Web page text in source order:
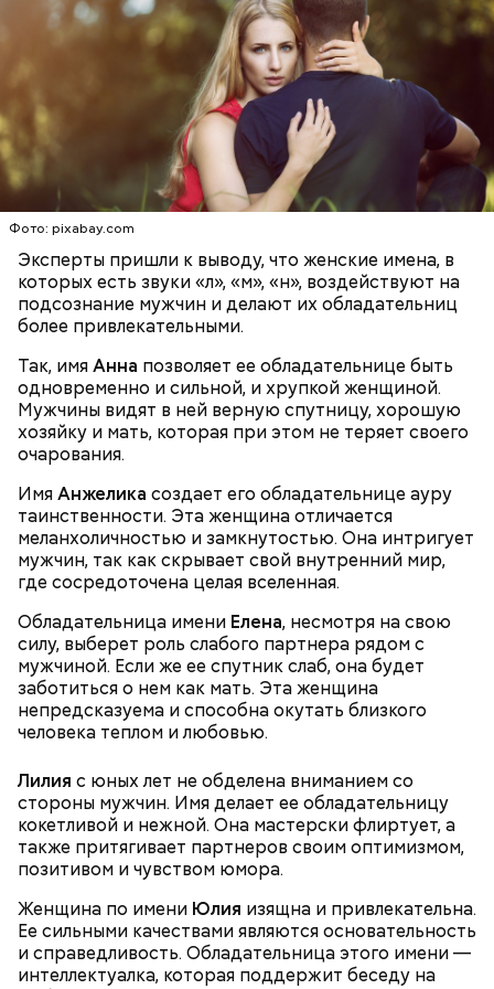
Фото: pixabay.com
Эксперты пришли к выводу, что женские имена, в
которых есть звуки «л», «м», «н», воздействуют на
подсознание мужчин и делают их обладательниц
более привлекательными.
Так, имяАнна позволяет ее обладательнице быть
одновременно и сильной, и хрупкой женщиной.
Мужчины видят в ней верную спутницу, хорошую
хозяйку и мать, которая при этом не теряет своего
очарования.
ИмяАнжелика создает его обладательнице ауру
таинственности. Эта женщина отличается
меланхоличностью и замкнутостью. Она интригует
мужчин, так как скрывает свой внутренний мир,
где сосредоточена целая вселенная.
Обладательница имени Елена, несмотря на свою
силу, выберет роль слабого партнера рядом с
мужчиной. Если же ее спутник слаб, она будет
заботиться о нем как мать. Эта женщина
непредсказуема и способна окутать близкого
человека теплом и любовью.
Лилия с юных лет не обделена вниманием со
стороны мужчин. Имя делает ее обладательницу
кокетливой и нежной. Она мастерски флиртует, а
также притягивает партнеров своим оптимизмом,
позитивом и чувством юмора.
Женщина по имени Юлия изящна и привлекательна.
Ее сильными качествами являются основательность
и справедливость. Обладательница этого имени —
интеллектуалка, которая поддержит беседу на
нужно застыть на месте и не двигаться;
нельзя ни в коем случае махать руками;
не стоит пытаться «поймать» молнию или
потрогать, особенно металлическими
предметами.
— Может пробить заряд на человека. Нужно вести
себя очень осторожно, будто увидели дикого
зверя, затаиться, — добавил академик.
— Первые двое суток мы постоянно были на ногах.
Каждые два часа ездили делать замеры радиации.
Время от выезда до выезда — на отдых. Работа и
После получения предельно допустимой дозы
радиации Макеева вывели из 30-километровой
зоны отчуждения, где он до 3 мая проверял на
автотранспорт.
Одним из запоминающихся событий того периода
для Макеева стал футбольный матч между
киевским «Динамо» и мадридским «Атлетико»,
который состоялся 3 мая в Киеве. Полк Макеева жил
в палатках в лесу около Варовичей, в 12 километрах
от Припяти. А солдатам очень хотелось увидеть
трансляцию матча. Макеев поехал к секретарю
партийной организации колхоза и попросил
Множество людей совершают паломнические
поездки, чтобы поклониться мощам Святителя
Николая, которые находятся в Италии. 19 декабря
отмечается Никола Зимний, а 22 мая Никола вешний
или летний. Этот день установлен в память об
Молитва Николаю чудотворцу
О, всесвятый Николае, угодниче преизрядный
Господень, теплый наш заступниче, и везде в
скорбех скорый помощниче!